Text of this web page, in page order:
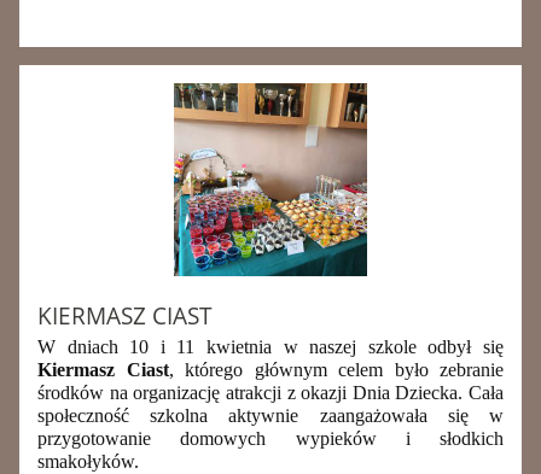
KIERMASZ CIAST
W dniach 10 i 11 kwietnia w naszej szkole odbył się
Kiermasz Ciast, którego głównym celem było zebranie
środków na organizację atrakcji z okazji Dnia Dziecka. Cała
społeczność szkolna aktywnie zaangażowała się w
przygotowanie domowych wypieków i słodkich
smakołyków.